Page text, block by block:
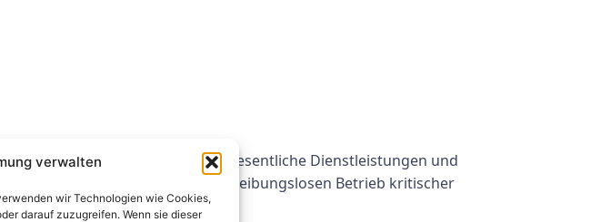
verwalten
wir Technologien wie Cookies,
darauf zuzugreifen. Wenn sie dieser
Rolle, indem sie wesentliche Dienstleistungen und
Landes bei und sorgen für den reibungslosen Betrieb kritischer